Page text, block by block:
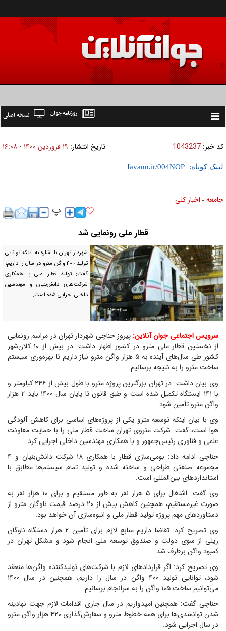
Toggle
نسخه اصلی روزنامه جوان
کد خبر: 1043237 تاریخ انتشار: ۱۹ فروردين ۱۴۰۰ - ۱۶:۰۸
لینک کوتاه:
جامعه » اخبار كلی
قطار ملی رونمایی شد
شهردار تهران با اشاره به اینکه توانایی
تولید ۴۰۰ واگن مترو در سال را داریم،
گفت: تولید قطار ملی با همکاری
شرکت‌های دانش‌بنیان و مهندسین
داخلی اجرایی شده است.
سرویس اجتماعی جوان آنلاین: پیروز حناچی شهردار تهران در مراسم رونمایی
از نخستین قطار ملی مترو در کشور اظهار داشت: در بیش از ۱۰ کلان‌شهر
کشور طی سال‌های آینده به ۵ هزار واگن مترو نیاز داریم تا بهره‌وری سیستم
ساخت مترو را به نتیجه برسانیم.
وی بیان داشت: در تهران بزرگترین پروژه مترو با طول بیش از ۲۴۶ کیلومتر و
با ۱۴۱ ایستگاه تکمیل شده است و طبق قانون تا پایان سال ۱۴۰۰ باید ۲ هزار
واگن مترو تأمین شود.
وی با بیان اینکه توسعه مترو یکی از پروژه‌های اساسی برای کاهش آلودگی
هوا است، گفت: شرکت متروی تهران ساخت قطار ملی را با حمایت معاونت
علمی و فناوری رئیس‌جمهور و با همکاری مهندسین داخلی اجرایی کرد.
حناچی ادامه داد: بومی‌سازی قطار با همکاری ۱۸ شرکت دانش‌بنیان و ۴
مجموعه صنعتی طراحی و ساخته شده و تولید تمام سیستم‌ها مطابق با
استاندارد‌های بین‌المللی است.
وی گفت: اشتغال برای ۵ هزار نفر به طور مستقیم و برای ۱۰ هزار نفر به
صورت غیرمستقیم، همچنین کاهش بیش از ۲۰ درصد قیمت ناوگان مترو از
دستاورد‌های مهم پروژه تولید قطار ملی و انبوه‌سازی آن خواهد بود.
وی تصریح کرد: تقاضا داریم منابع لازم برای تأمین ۲ هزار دستگاه ناوگان
ریلی از سوی دولت و صندوق توسعه ملی انجام شود و مشکل تهران در
کمبود واگن برطرف شد.
وی تصریح کرد: اگر قرارداد‌های لازم با شرکت‌های تولیدکننده واگن‌ها منعقد
شود، توانایی تولید ۴۰۰ واگن در سال را داریم، همچنین در سال ۱۴۰۰
می‌توانیم ساخت ۱۰۵ واگن را به سرانجام برسانیم.
حناچی گفت: همچنین امیدواریم در سال جاری اقدامات لازم جهت نهادینه
شدن توانمندی‌ها برای همه خطوط مترو و سفارش‌گذاری ۴۲۰ هزار واگن مترو
در سال اجرایی شود.